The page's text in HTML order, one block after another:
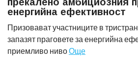
енергийна ефективност
Призовават участниците в
запазят праговете за енергийна
приемливо нивоОще